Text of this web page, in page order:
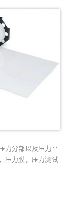
力分部以及压力平
压力膜，压力测试